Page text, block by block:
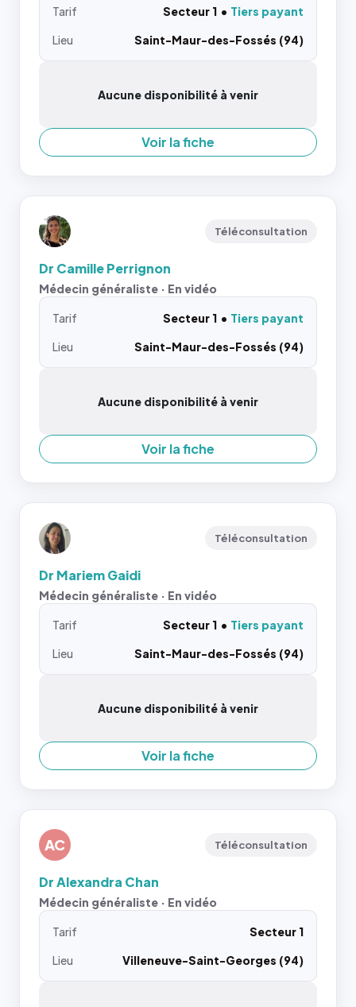
Tarif Secteur 1
Tiers payant
Lieu
Saint-Maur-des-Fossés (94)
Aucune disponibilité à venir
Voir la fiche
Téléconsultation
Dr Camille Perrignon
Médecin généraliste · En vidéo
Tarif Secteur 1
Tiers payant
Lieu
Saint-Maur-des-Fossés (94)
Aucune disponibilité à venir
Voir la fiche
Téléconsultation
Dr Mariem Gaidi
Médecin généraliste · En vidéo
Tarif Secteur 1
Tiers payant
Lieu
Saint-Maur-des-Fossés (94)
Aucune disponibilité à venir
Voir la fiche
AC Téléconsultation
Dr Alexandra Chan
Médecin généraliste · En vidéo
Tarif
Secteur 1
Lieu
Villeneuve-Saint-Georges (94)